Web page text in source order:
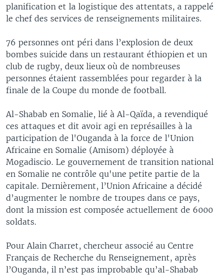
planification et la logistique des attentats, a rappelé
le chef des services de renseignements militaires.
76 personnes ont péri dans l’explosion de deux
bombes suicide dans un restaurant éthiopien et un
club de rugby, deux lieux où de nombreuses
personnes étaient rassemblées pour regarder à la
finale de la Coupe du monde de football.
Al-Shabab en Somalie, lié à Al-Qaïda, a revendiqué
ces attaques et dit avoir agi en représailles à la
participation de l'Ouganda à la force de l'Union
Africaine en Somalie (Amisom) déployée à
Mogadiscio. Le gouvernement de transition national
en Somalie ne contrôle qu'une petite partie de la
capitale. Dernièrement, l’Union Africaine a décidé
d’augmenter le nombre de troupes dans ce pays,
dont la mission est composée actuellement de 6000
soldats.
Pour Alain Charret, chercheur associé au Centre
Français de Recherche du Renseignement, après
l’Ouganda, il n’est pas improbable qu’al-Shabab